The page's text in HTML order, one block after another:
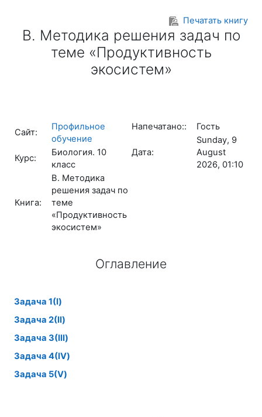
Печатать книгу
В. Методика решения задач по
теме «Продуктивность
экосистем»
Сайт:
Профильное
обучение
Курс:
Биология. 10
класс
Книга:
В. Методика
решения задач по
теме
«Продуктивность
экосистем»
Напечатано:: Гость
Дата:
Sunday, 9
August
2026, 01:10
Оглавление
Задача 1(I)
Задача 2(II)
Задача 3(III)
Задача 4(IV)
Задача 5(V)